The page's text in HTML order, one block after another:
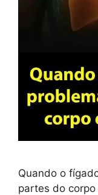
Quando o
partes do